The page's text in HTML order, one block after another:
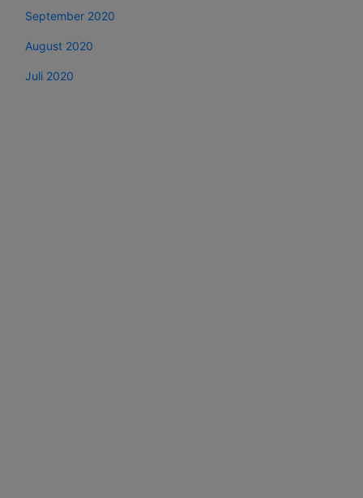
September 2020
August 2020
Juli 2020